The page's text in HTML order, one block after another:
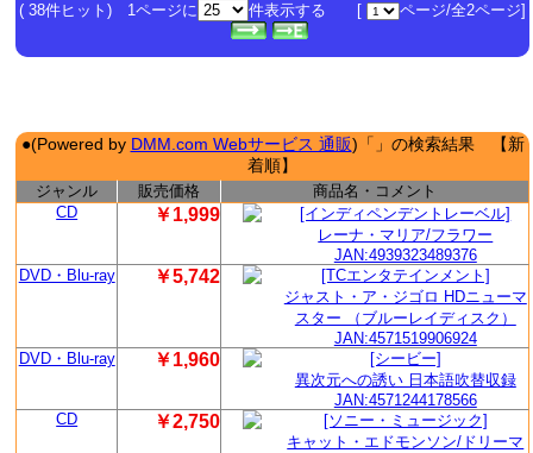
( 38件ヒット) 1ページに
件表示する [ ページ/全2ページ]
●(Powered by DMM.com Webサービス 通販)「」の検索結果 【新
着順】
ジャンル 販売価格
商品名・コメント
CD
￥1,999
[インディペンデントレーベル]
レーナ・マリア/フラワー
JAN:4939323489376
DVD・Blu-ray
￥5,742
[TCエンタテインメント]
ジャスト・ア・ジゴロ HDニューマ
スター （ブルーレイディスク）
JAN:4571519906924
DVD・Blu-ray
￥1,960
[シービー]
異次元への誘い 日本語吹替収録
JAN:4571244178566
CD
￥2,750
[ソニー・ミュージック]
キャット・エドモンソン/ドリーマ